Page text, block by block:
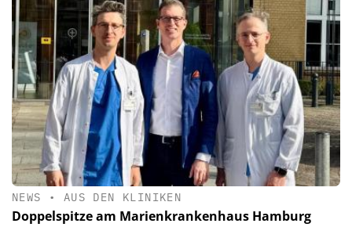
NEWS • AUS DEN KLINIKEN
Doppelspitze am Marienkrankenhaus Hamburg